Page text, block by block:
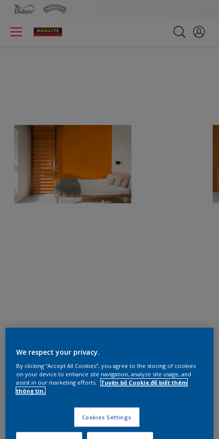
We respect your privacy.
By clicking “Accept All Cookies”, you agree to the storing of cookies
on your device to enhance site navigation, analyze site usage, and
assist in our marketing efforts.
Tuyên bố Cookie để biết thêm
thông tin.
Cookies Settings